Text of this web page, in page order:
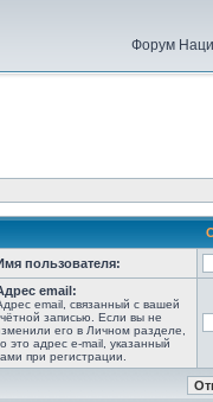
Форум
пользователя:
email:
email, связанный с вашей
записью. Если вы не
его в Личном разделе,
это адрес e-mail, указанный
при регистрации.